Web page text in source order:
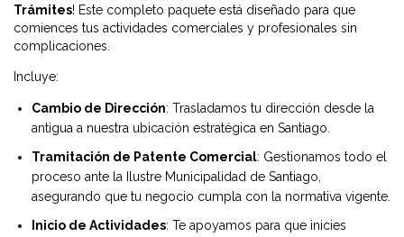
Trámites! Este completo paquete está diseñado para que
comiences tus actividades comerciales y profesionales sin
complicaciones.
Incluye:
Cambio de Dirección: Trasladamos tu dirección desde la
antigua a nuestra ubicación estratégica en Santiago.
Tramitación de Patente Comercial: Gestionamos todo el
proceso ante la Ilustre Municipalidad de Santiago,
asegurando que tu negocio cumpla con la normativa vigente.
Inicio de Actividades: Te apoyamos para que inicies